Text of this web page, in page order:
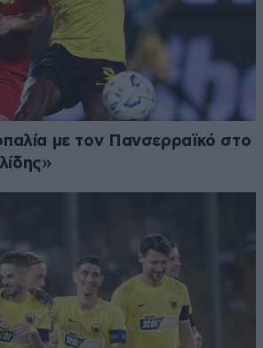
με τον Πανσερραϊκό στο